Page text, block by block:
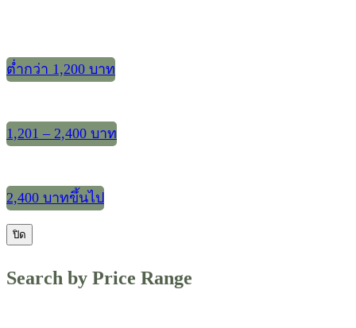
ต่ำกว่า 1,200 บาท
1,201 – 2,400 บาท
2,400 บาทขึ้นไป
ปิด
Search by Price Range